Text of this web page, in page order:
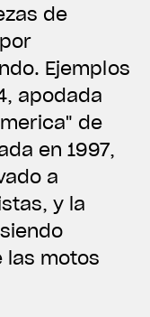
de
Ejemplos
apodada
de
en 1997,
a
y la
las motos